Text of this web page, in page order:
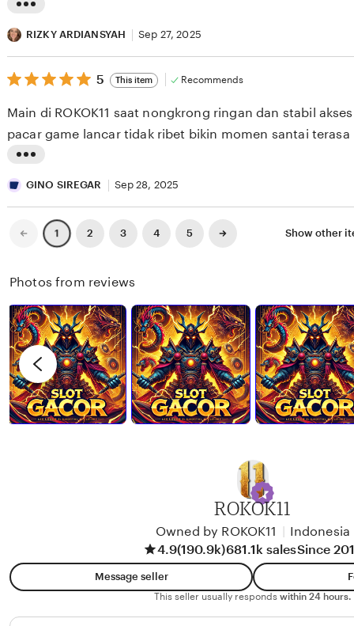
D
U
L
A
H
M
A
N
v
i
e
b
y
A
K
D
A
B
U
T
A
R
i
s
t
n
g
e
v
b
y
R
I
Z
K
Y
S
Y
RIZKY ARDIANSYAH Sep 27, 2025
5
out
5
stars
5 This item Recommends
i
s
r
e
i
e
w
I
Main di ROKOK11 saat nongkrong ringan dan stabil
pacar game lancar tidak ribet bikin momen santai
GINO SIREGAR Sep 28, 2025
Previous
page
1 2 3 4 5
Next
page
Show other
Photos from reviews
ROKOK11
Owned by ROKOK11
Indonesia
4.9(190.9k)681.1k salesSince
Message seller
This seller usually responds within 24 hours.